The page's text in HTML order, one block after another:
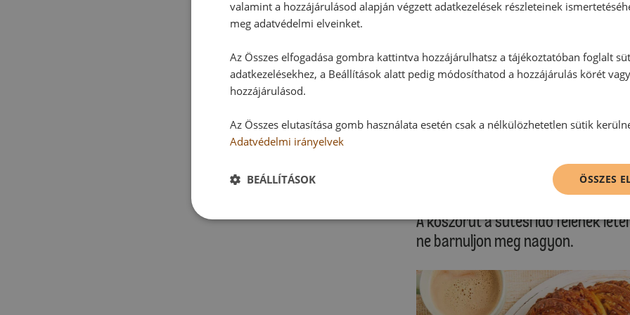
Kérjük, vegye figyelembe saját
A koszorút sütőpapírral fedett
hagyjuk.
A dzsemet vízzel kis edényben
Barackmáz nélkül a süteményt
A koszorút a sütési idő felének
ne barnuljon meg nagyon.
valamint a hozzájárulásod alapján végzett adatkezelések részleteinek
meg adatvédelmi elveinket.
Az Összes elfogadása gombra kattintva hozzájárulhatsz a tájékoztatóban foglalt
adatkezelésekhez, a Beállítások alatt pedig módosíthatod a hozzájárulás körét
hozzájárulásod.
Az Összes elutasítása gomb használata esetén csak a nélkülözhetetlen sütik
Adatvédelmi irányelvek
ÖSSZES
BEÁLLÍTÁSOK